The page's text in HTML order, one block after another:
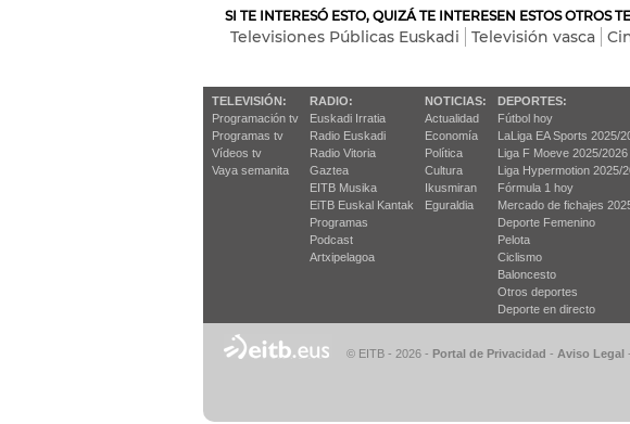
SI TE INTERESÓ ESTO, QUIZÁ TE INTERESEN ESTOS OTROS
Televisiones Públicas Euskadi Televisión vasca
TELEVISIÓN:
Programación tv
Programas tv
Vídeos tv
Vaya semanita
RADIO:
Euskadi Irratia
Radio Euskadi
Radio Vitoria
Gaztea
EITB Musika
EiTB Euskal Kantak
Programas
Podcast
Artxipelagoa
NOTICIAS:
Actualidad
Economía
Política
Cultura
Ikusmiran
Eguraldia
DEPORTES:
Fútbol hoy
LaLiga EA Sports 2025/
Liga F Moeve 2025/2026
Liga Hypermotion 2025/
Fórmula 1 hoy
Mercado de fichajes
Deporte Femenino
Pelota
Ciclismo
Baloncesto
Otros deportes
Deporte en directo
© EITB - 2026 - Portal de Privacidad - Aviso Legal -